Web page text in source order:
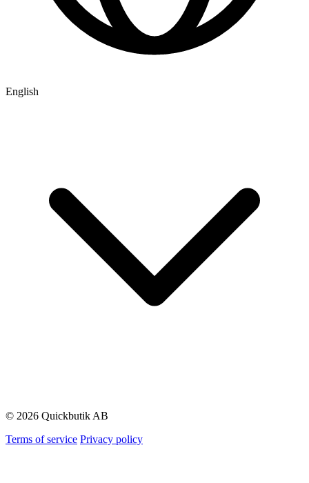
English
© 2026 Quickbutik AB
Terms of service Privacy policy